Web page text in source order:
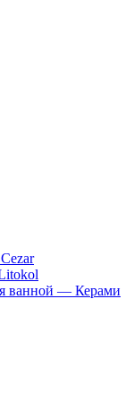
ванной — Керами